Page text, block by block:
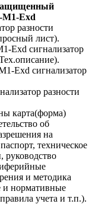
М1-Exd
разности
лист).
Exd сигнализатор
Exd сигнализатор
разности
карта(форма)
об
на
техническое
руководство
и методика
и нормативные
учета и т.п.).